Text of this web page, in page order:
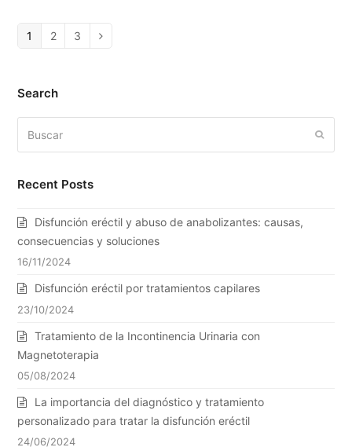
Page
1 Page
2 Page
3 Siguiente
Search
Enviar
Recent Posts
Disfunción eréctil y abuso de anabolizantes: causas,
consecuencias y soluciones
16/11/2024
Disfunción eréctil por tratamientos capilares
23/10/2024
Tratamiento de la Incontinencia Urinaria con
Magnetoterapia
05/08/2024
La importancia del diagnóstico y tratamiento
personalizado para tratar la disfunción eréctil
24/06/2024